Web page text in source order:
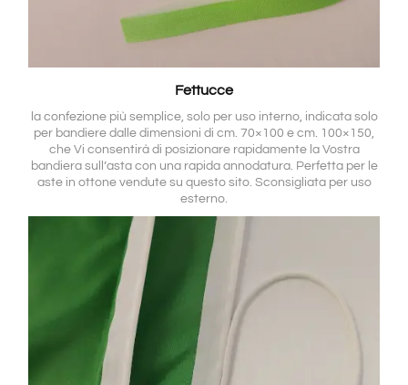
Fettucce
la confezione più semplice, solo per uso interno, indicata solo
per bandiere dalle dimensioni di cm. 70×100 e cm. 100×150,
che Vi consentirà di posizionare rapidamente la Vostra
bandiera sull’asta con una rapida annodatura. Perfetta per le
aste in ottone vendute su questo sito. Sconsigliata per uso
esterno.